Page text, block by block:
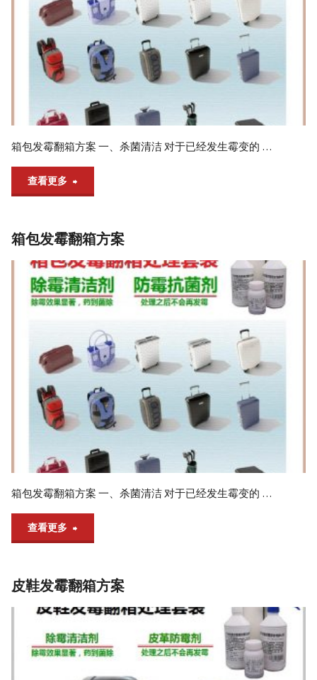
方
案"
箱包发霉翻箱方案 一、杀菌清洁 对于已经发生霉变的 …
查看更多
发
霉
翻
方
案"
箱包发霉翻箱方案
箱包发霉翻箱方案 一、杀菌清洁 对于已经发生霉变的 …
查看更多
发
霉
翻
箱
皮鞋发霉翻箱方案